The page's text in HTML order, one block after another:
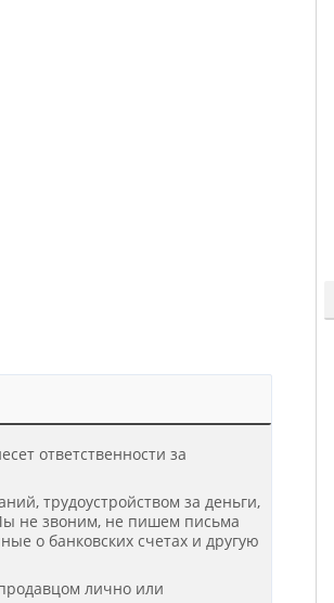
ответственности за
трудоустройством за деньги,
не звоним, не пишем письма
о банковских счетах и другую
лично или